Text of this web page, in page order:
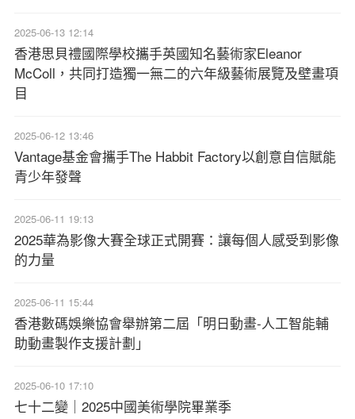
2025-06-13 12:14
香港思貝禮國際學校攜手英國知名藝術家Eleanor
McColl，共同打造獨一無二的六年級藝術展覽及壁畫項
目
2025-06-12 13:46
Vantage基金會攜手The Habbit Factory以創意自信賦能
青少年發聲
2025-06-11 19:13
2025華為影像大賽全球正式開賽：讓每個人感受到影像
的力量
2025-06-11 15:44
香港數碼娛樂協會舉辦第二屆「明日動畫-人工智能輔
助動畫製作支援計劃」
2025-06-10 17:10
七十二變｜2025中國美術學院畢業季